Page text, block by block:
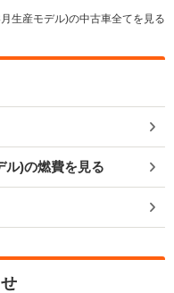
生産モデル)の中古車全てを見る
ル)の燃費を見る